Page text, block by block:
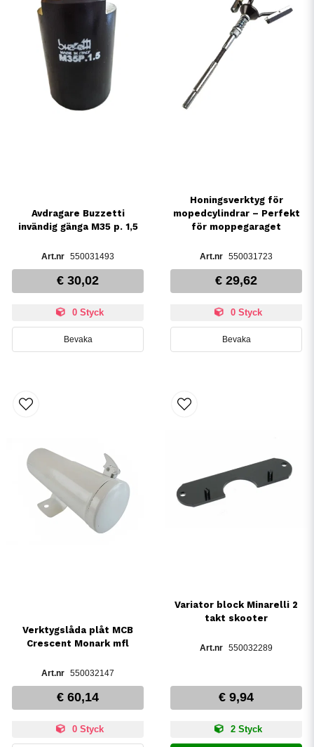
Avdragare Buzzetti
invändig gänga M35 p. 1,5
550031493
€ 30,02
0 Styck
Bevaka
Honingsverktyg för
mopedcylindrar – Perfekt
för moppegaraget
550031723
€ 29,62
0 Styck
Bevaka
Verktygslåda plåt MCB
Crescent Monark mfl
550032147
€ 60,14
0 Styck
Variator block Minarelli 2
takt skooter
550032289
€ 9,94
2 Styck